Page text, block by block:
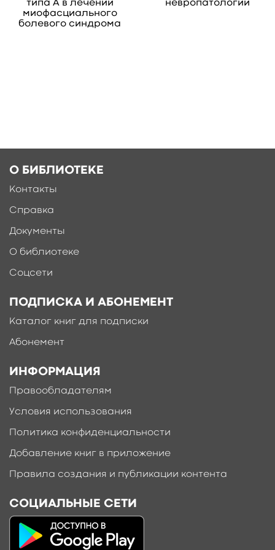
типа А в лечении
миофасциального
болевого синдрома
невропатологии
О БИБЛИОТЕКЕ
Контакты
Справка
Документы
О библиотеке
Соцсети
ПОДПИСКА И АБОНЕМЕНТ
Каталог книг для подписки
Абонемент
ИНФОРМАЦИЯ
Правообладателям
Условия использования
Политика конфиденциальности
Добавление книг в приложение
Правила создания и публикации контента
СОЦИАЛЬНЫЕ СЕТИ